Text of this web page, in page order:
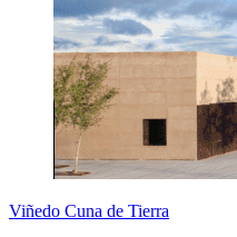
Viñedo Cuna de Tierra